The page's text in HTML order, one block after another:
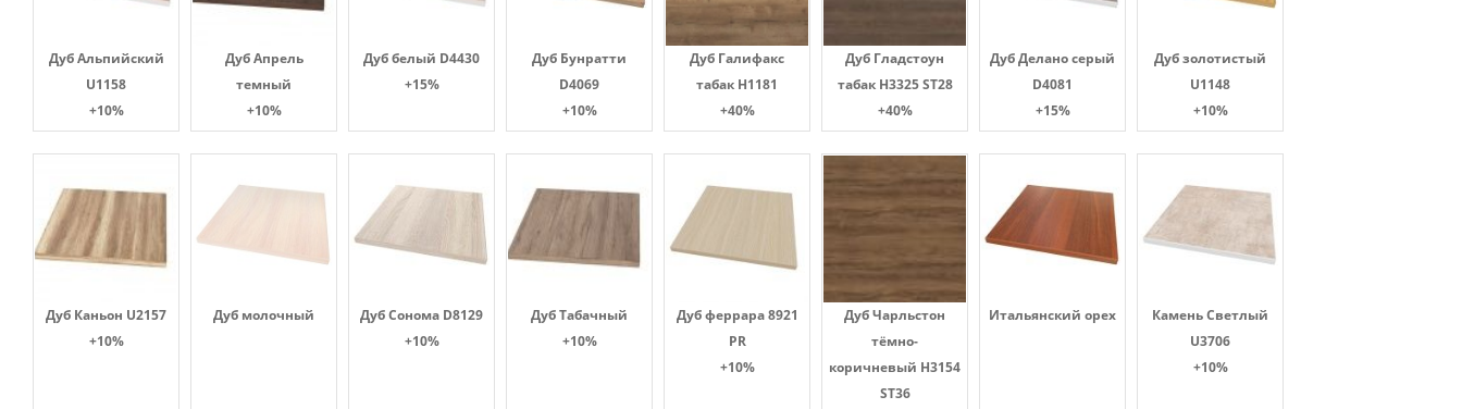
Дуб Альпийский
U1158
+10%
Дуб Апрель
темный
+10%
Дуб белый D4430
+15%
Дуб Бунратти
D4069
+10%
Дуб Галифакс
табак Н1181
+40%
Дуб Гладстоун
табак H3325 ST28
+40%
Дуб Делано серый
D4081
+15%
Дуб золотистый
U1148
+10%
Дуб Каньон U2157
+10%
Дуб молочный
Дуб Сонома D8129
+10%
Дуб Табачный
+10%
Дуб феррара 8921
PR
+10%
Дуб Чарльстон
тёмно-
коричневый H3154
ST36
Итальянский орех
Камень Светлый
U3706
+10%